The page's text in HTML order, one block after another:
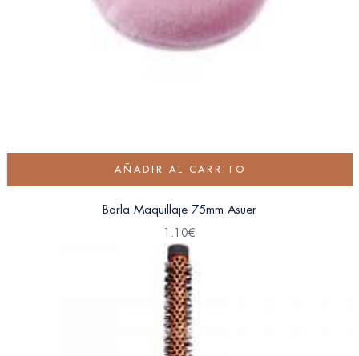
AÑADIR AL CARRITO
Borla Maquillaje 75mm Asuer
1.10€